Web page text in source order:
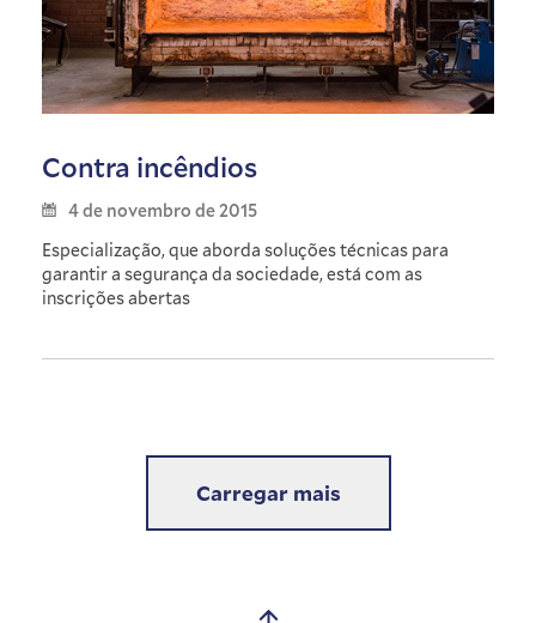
Contra incêndios
4 de novembro de 2015
Especialização, que aborda soluções técnicas para
garantir a segurança da sociedade, está com as
inscrições abertas
Carregar mais